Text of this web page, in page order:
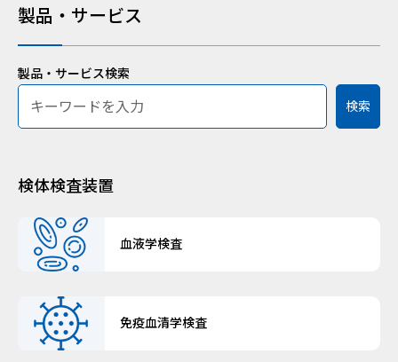
製品・サービス
製品・サービス検索
キーワード検索
検索
検体検査装置
血液学検査
免疫血清学検査